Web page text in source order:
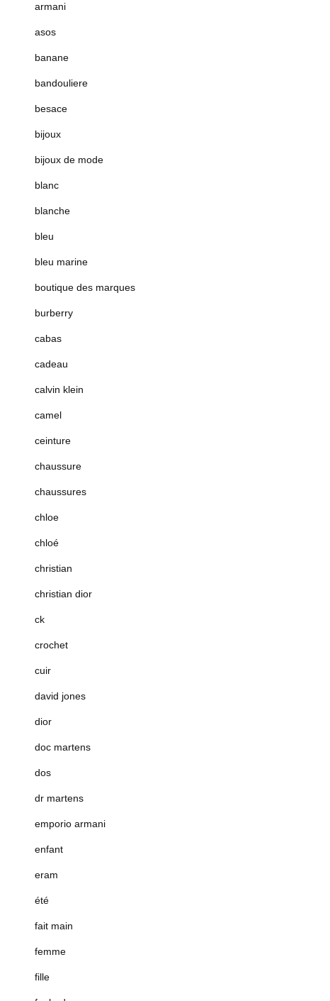
armani
asos
banane
bandouliere
besace
bijoux
bijoux de mode
blanc
blanche
bleu
bleu marine
boutique des marques
burberry
cabas
cadeau
calvin klein
camel
ceinture
chaussure
chaussures
chloe
chloé
christian
christian dior
ck
crochet
cuir
david jones
dior
doc martens
dos
dr martens
emporio armani
enfant
eram
été
fait main
femme
fille